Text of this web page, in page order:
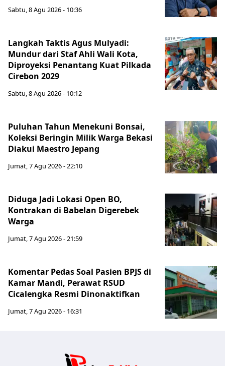
Sabtu, 8 Agu 2026 - 10:36
Langkah Taktis Agus Mulyadi:
Mundur dari Staf Ahli Wali Kota,
Diproyeksi Penantang Kuat Pilkada
Cirebon 2029
Sabtu, 8 Agu 2026 - 10:12
Puluhan Tahun Menekuni Bonsai,
Koleksi Beringin Milik Warga Bekasi
Diakui Maestro Jepang
Jumat, 7 Agu 2026 - 22:10
Diduga Jadi Lokasi Open BO,
Kontrakan di Babelan Digerebek
Warga
Jumat, 7 Agu 2026 - 21:59
Komentar Pedas Soal Pasien BPJS di
Kamar Mandi, Perawat RSUD
Cicalengka Resmi Dinonaktifkan
Jumat, 7 Agu 2026 - 16:31